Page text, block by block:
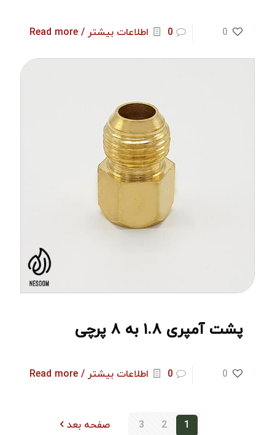
0
0 اطلاعات بیشتر / Read more
پشت آمپری ۱.۸ به ۸ پرچی
0
0 اطلاعات بیشتر / Read more
1
2
3 صفحه بعد